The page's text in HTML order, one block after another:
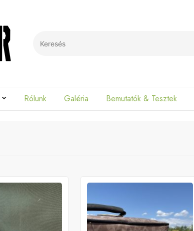
Rólunk Galéria Bemutatók & Tesztek